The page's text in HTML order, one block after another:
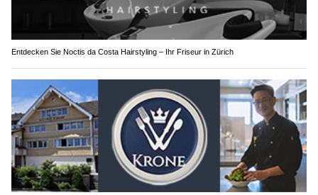
Entdecken Sie Noctis da Costa Hairstyling – Ihr Friseur in Zürich